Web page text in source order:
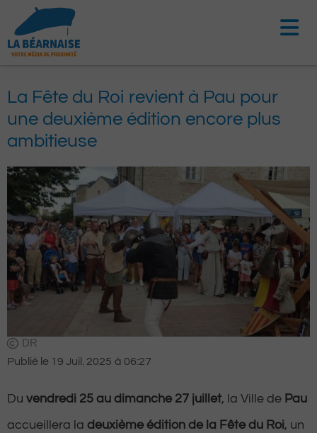
contenu
La Fête du Roi revient à Pau pour
une deuxième édition encore plus
ambitieuse
DR
Publié le 19 Juil. 2025 à 06:27
Du vendredi 25 au dimanche 27 juillet, la Ville de Pau
accueillera la deuxième édition de la Fête du Roi, un